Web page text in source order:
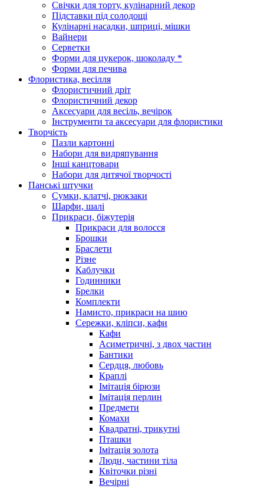
Свічки для торту, кулінарний декор
Підставки під солодощі
Кулінарні насадки, шприці, мішки
Вайнери
Серветки
Форми для цукерок, шоколаду *
Форми для печива
Флористика, весілля
Флористичний дріт
Флористичний декор
Аксесуари для весіль, вечірок
Інструменти та аксесуари для флористики
Творчість
Пазли картонні
Набори для видряпування
Інші канцтовари
Набори для дитячої творчості
Панські штучки
Сумки, клатчі, рюкзаки
Шарфи, шалі
Прикраси, біжутерія
Прикраси для волосся
Брошки
Браслети
Різне
Каблучки
Годинники
Брелки
Комплекти
Намисто, прикраси на шию
Сережки, кліпси, кафи
Кафи
Асиметричні, з двох частин
Бантики
Сердця, любовь
Краплі
Імітація бірюзи
Імітація перлин
Предмети
Комахи
Квадратні, трикутні
Пташки
Імітація золота
Люди, частини тіла
Квіточки різні
Вечірні